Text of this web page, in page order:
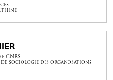
CNRS
de sociologie des organosations